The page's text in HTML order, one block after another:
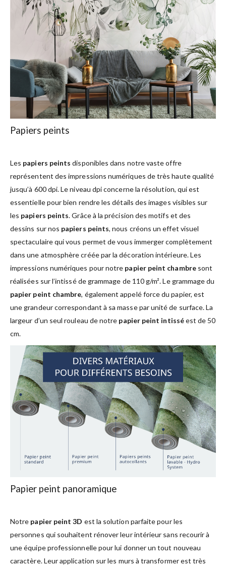
Papiers peints
Les papiers peints disponibles dans notre vaste offre
représentent des impressions numériques de très haute qualité
jusqu’à 600 dpi. Le niveau dpi concerne la résolution, qui est
essentielle pour bien rendre les détails des images visibles sur
les papiers peints. Grâce à la précision des motifs et des
dessins sur nos papiers peints, nous créons un effet visuel
spectaculaire qui vous permet de vous immerger complètement
dans une atmosphère créée par la décoration intérieure. Les
impressions numériques pour notre papier peint chambresont
réalisées sur l’intissé de grammage de 110 g/m². Le grammage du
papier peint chambre, également appelé force du papier, est
une grandeur correspondant à sa masse par unité de surface. La
largeur d’un seul rouleau de notre papier peint intisséest de 50
cm.
Papier peint panoramique
Notre papier peint 3D est la solution parfaite pour les
personnes qui souhaitent rénover leur intérieur sans recourir à
une équipe professionnelle pour lui donner un tout nouveau
caractère. Leur application sur les murs à transformer est très